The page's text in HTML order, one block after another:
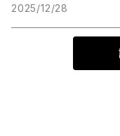
2025/12/28